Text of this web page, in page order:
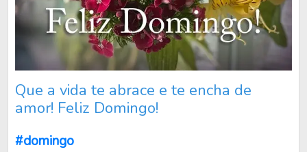
Que a vida te abrace e te encha de
amor! Feliz Domingo!
#domingo